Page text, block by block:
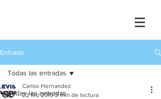
Entrada
Todas las entradas
Todas las entradas
Carlos Hernandez
22 feb 2019 3 min de lectura